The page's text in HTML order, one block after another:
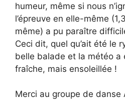
humeur, même si nous
l’épreuve en elle-même
même) a pu paraître
Ceci dit, quel qu’ait été le
belle balade et la météo a
fraîche, mais ensoleillée !
Merci au groupe de danse